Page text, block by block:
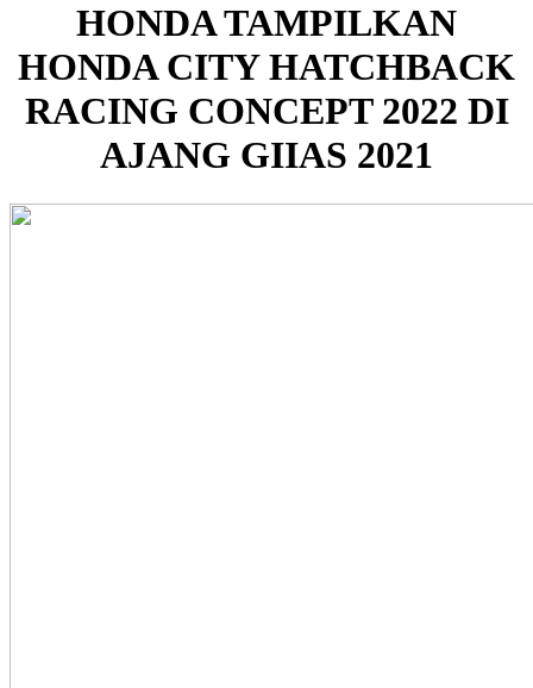
HONDA TAMPILKAN
HONDA CITY HATCHBACK
RACING CONCEPT 2022 DI
AJANG GIIAS 2021